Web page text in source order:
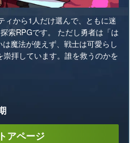
ィから1人だけ選んで、ともに迷
索RPGです。 ただし勇者は「は
魔法が使えず、戦士は可愛らし
拝しています。誰を救うのかを
アページ